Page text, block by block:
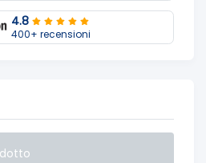
4.8
400+ recensioni